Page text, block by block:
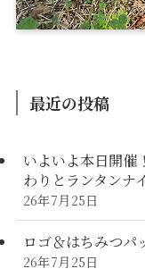
最近の投稿
いよいよ本日開催
わりとランタンナ
26年7月25日
ロゴ＆はちみつパ
26年7月25日